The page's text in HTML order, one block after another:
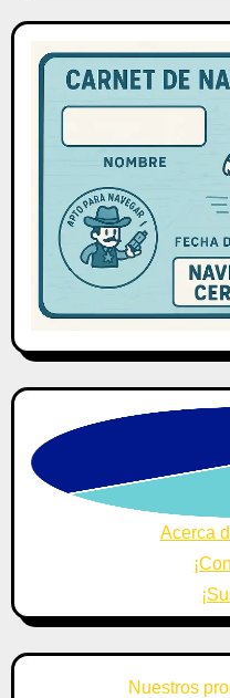
Acerca
Nuestros